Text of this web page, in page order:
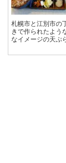
札幌市と江別市の
きで作られたよう
なイメージの天ぷ
想像していたの
と...